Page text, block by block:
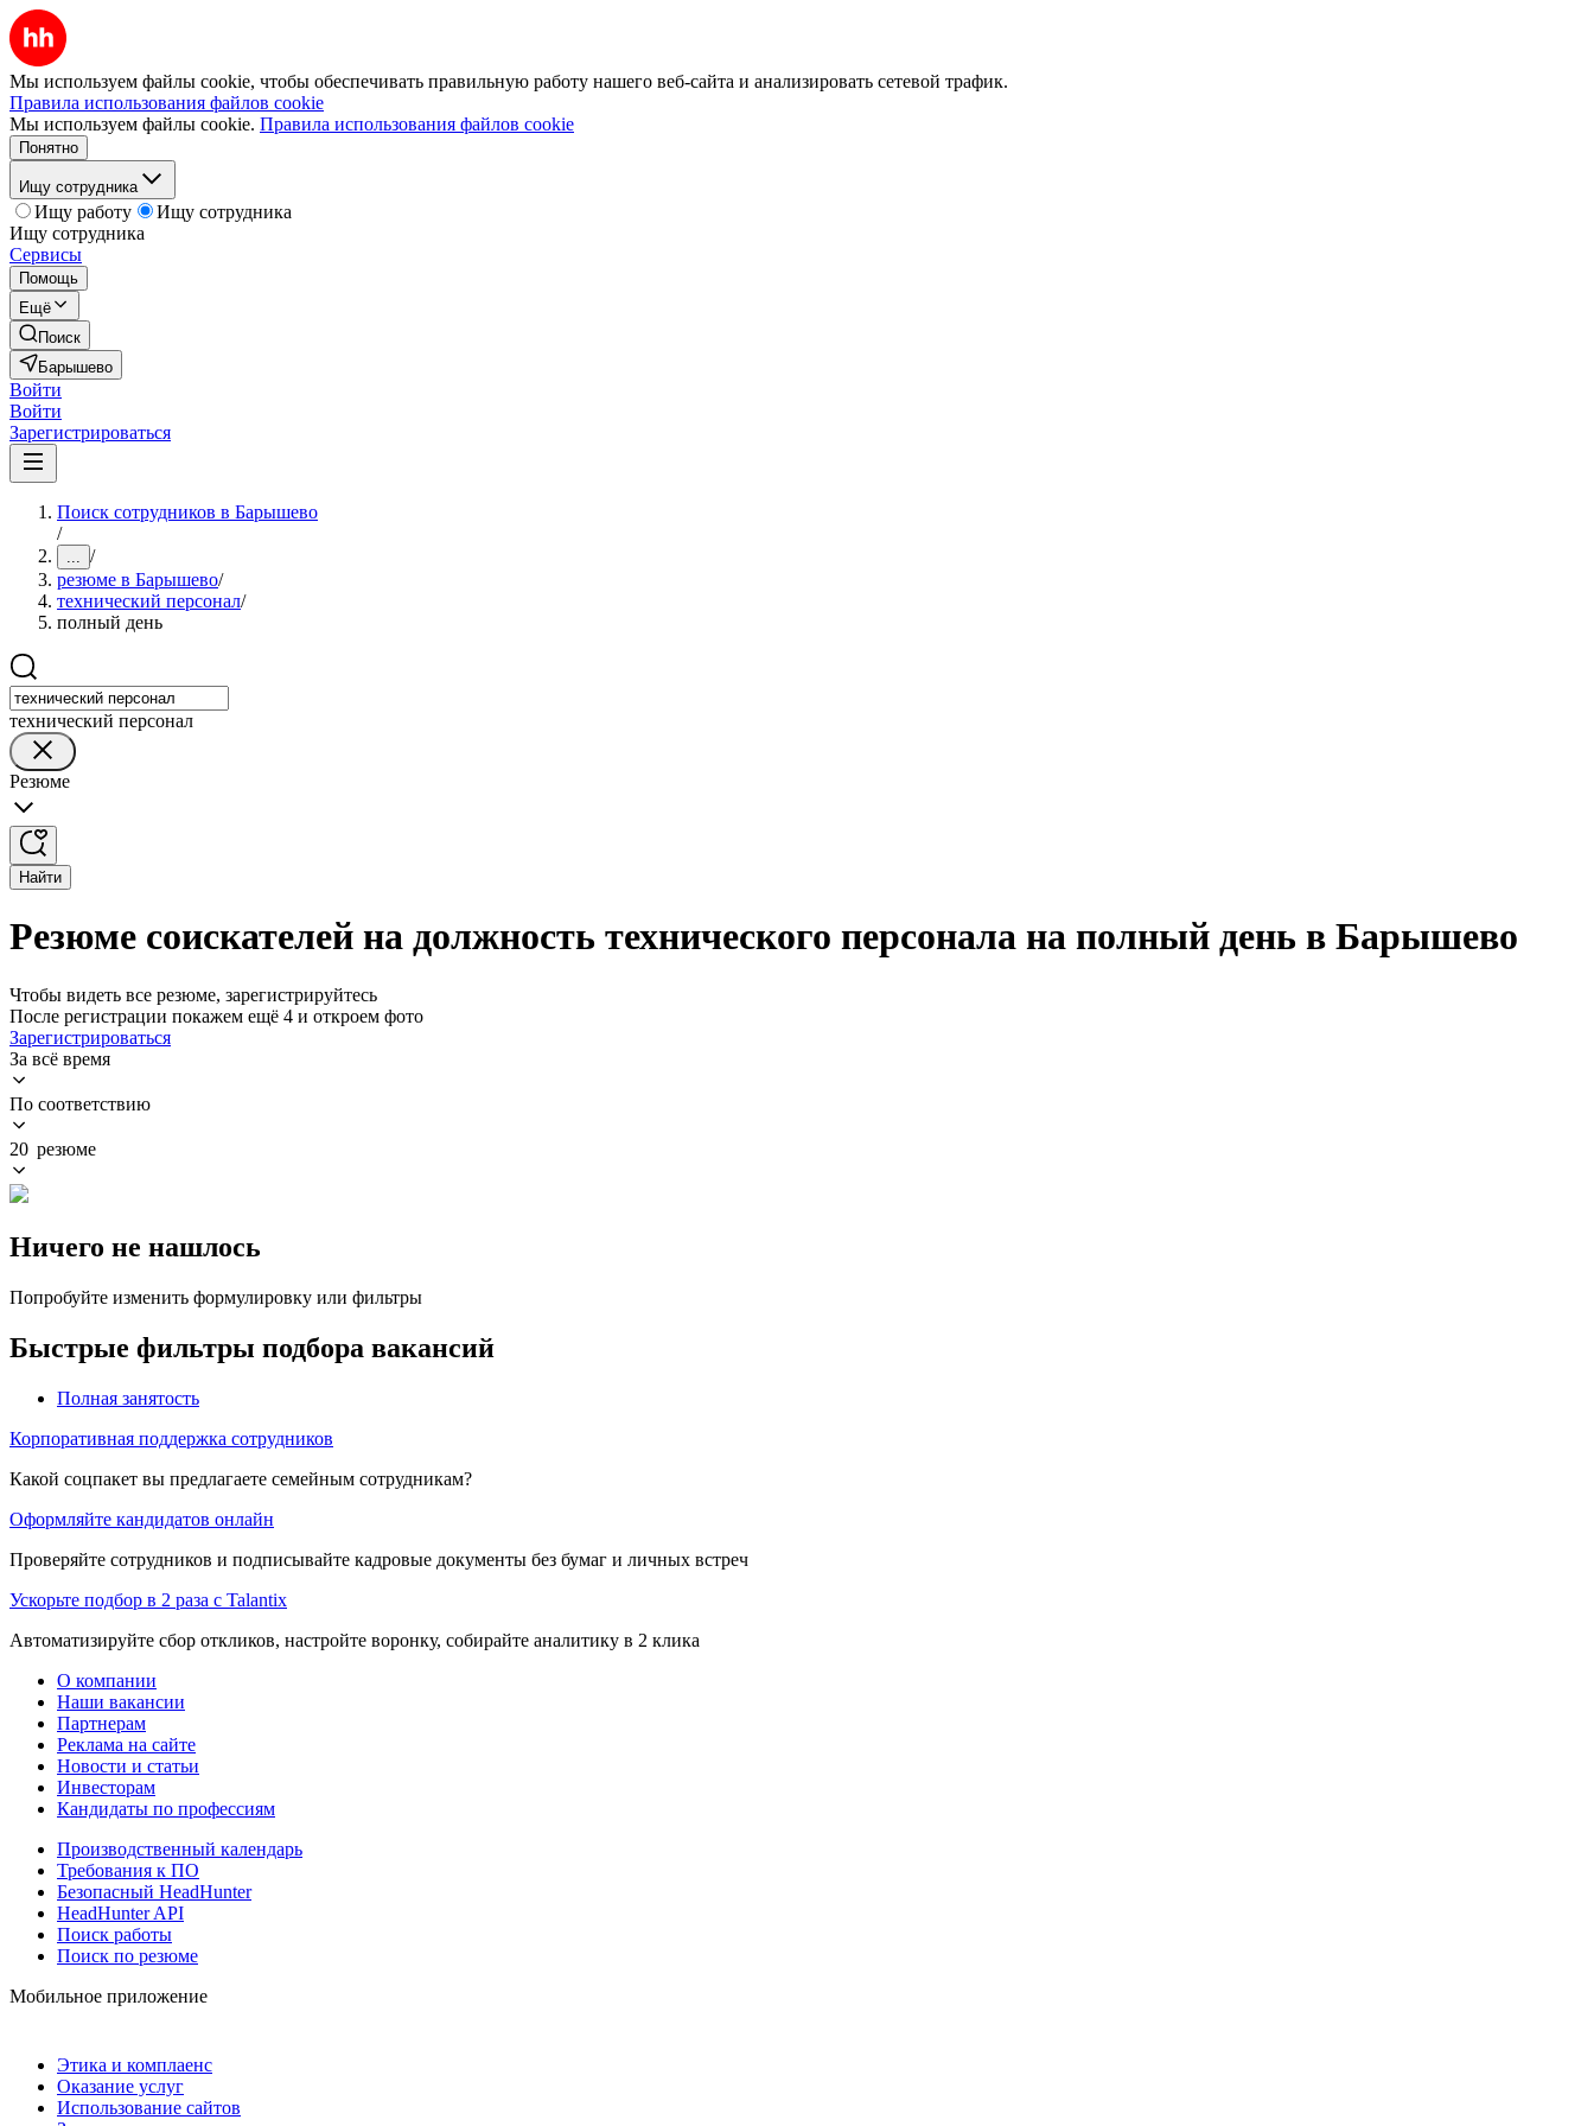
Мы используем файлы cookie, чтобы обеспечивать правильную работу нашего веб-сайта и анализировать сетевой трафик.
Правила использования файлов cookie
Мы используем файлы cookie. Правила использования файлов cookie
Понятно
Ищу сотрудника
Ищу работу
Ищу сотрудника
Ищу сотрудника
Сервисы
Помощь
Ещё
Поиск
Барышево
Войти
Войти
Зарегистрироваться
Поиск сотрудников в Барышево
/
... /
резюме в Барышево/
технический персонал/
полный день
технический персонал
Резюме
Найти
Резюме соискателей на должность технического персонала на полный день в Барышево
Чтобы видеть все резюме, зарегистрируйтесь
После регистрации покажем ещё 4 и откроем фото
Зарегистрироваться
За всё время
По соответствию
20 резюме
Ничего не нашлось
Попробуйте изменить формулировку или фильтры
Быстрые фильтры подбора вакансий
Полная занятость
Корпоративная поддержка сотрудников
Какой соцпакет вы предлагаете семейным сотрудникам?
Оформляйте кандидатов онлайн
Проверяйте сотрудников и подписывайте кадровые документы без бумаг и личных встреч
Ускорьте подбор в 2 раза с Talantix
Автоматизируйте сбор откликов, настройте воронку, собирайте аналитику в 2 клика
О компании
Наши вакансии
Партнерам
Реклама на сайте
Новости и статьи
Инвесторам
Кандидаты по профессиям
Производственный календарь
Требования к ПО
Безопасный HeadHunter
HeadHunter API
Поиск работы
Поиск по резюме
Мобильное приложение
Этика и комплаенс
Оказание услуг
Использование сайтов